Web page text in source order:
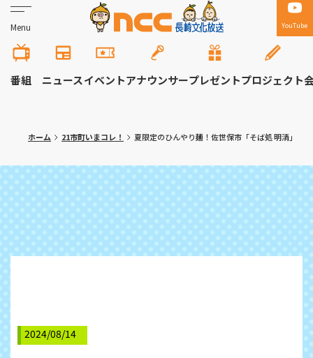
Menu YouTube
番組 ニュースイベントアナウンサープレゼントプロジェクト
ホーム 21市町いまコレ！ 夏限定のひんやり麺！佐世保市「そば処 明清」
2024/08/14